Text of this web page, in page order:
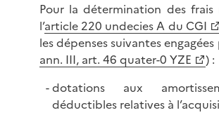
Pour la détermination des
l’article 220 undecies A du CGI
les dépenses suivantes
ann. III, art. 46 quater-0 YZE
) :
dotations aux
déductibles relatives à